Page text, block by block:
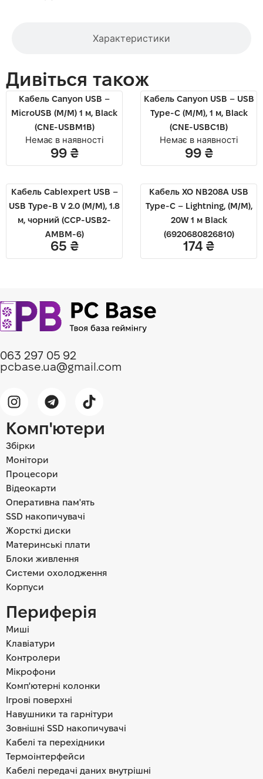
Характеристики
Дивіться також
Кабель Canyon USB –
MicroUSB (M/M) 1 м, Black
(CNE-USBM1B)
Немає в наявності
99 ₴
Кабель Canyon USB – USB
Type-C (M/M), 1 м, Black
(CNE-USBC1B)
Немає в наявності
99 ₴
Кабель Cablexpert USB –
USB Type-B V 2.0 (M/M), 1.8
м, чорний (CCP-USB2-
AMBM-6)
65 ₴
Кабель XO NB208A USB
Type-C – Lightning, (M/M),
20W 1 м Black
(6920680826810)
174 ₴
063 297 05 92
pcbase.ua@gmail.com
Комп'ютери
Збірки
Монітори
Процесори
Відеокарти
Оперативна пам'ять
SSD накопичувачі
Жорсткі диски
Материнські плати
Блоки живлення
Системи охолодження
Корпуси
Периферія
Миші
Клавіатури
Контролери
Мікрофони
Комп'ютерні колонки
Ігрові поверхні
Навушники та гарнітури
Зовнішні SSD накопичувачі
Кабелі та перехідники
Термоінтерфейси
Кабелі передачі даних внутрішні